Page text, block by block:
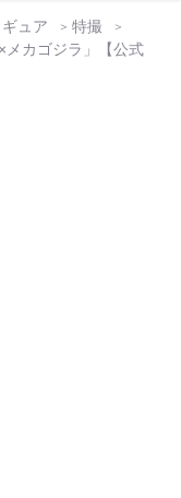
ュア
特撮
カゴジラ」【公式